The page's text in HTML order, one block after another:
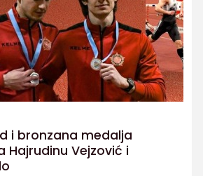
i bronzana medalja
Hajrudinu Vejzović i